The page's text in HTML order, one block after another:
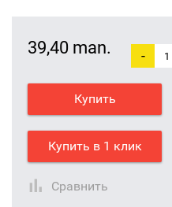
39,40 man. -
Купить
Купить в 1 клик
Сравнить